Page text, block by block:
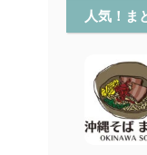
人気！ま